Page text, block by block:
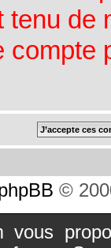
tenu de
compte
©
vous